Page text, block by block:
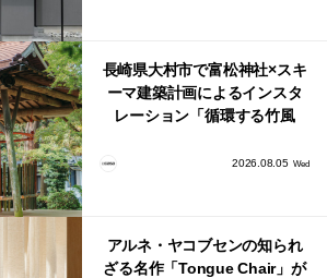
長崎県大村市で富松神社×スキ
ーマ建築計画によるインスタ
レーション「循環する竹風
2026.08.05 Wed
アルネ・ヤコブセンの知られ
ざる名作「Tongue Chair」が